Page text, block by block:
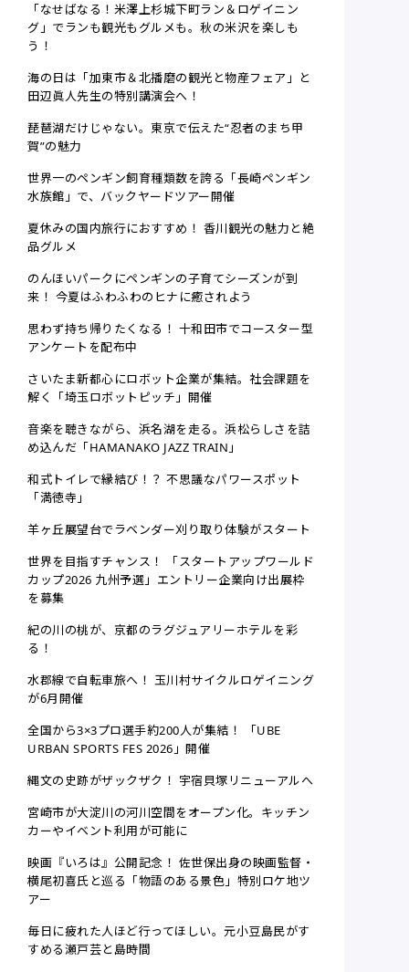
「なせばなる！米澤上杉城下町ラン＆ロゲイニン
グ」でランも観光もグルメも。秋の米沢を楽しも
う！
海の日は「加東市＆北播磨の観光と物産フェア」と
田辺眞人先生の特別講演会へ！
琵琶湖だけじゃない。東京で伝えた“忍者のまち甲
賀”の魅力
世界一のペンギン飼育種類数を誇る「長崎ペンギン
水族館」で、バックヤードツアー開催
夏休みの国内旅行におすすめ！ 香川観光の魅力と絶
品グルメ
のんほいパークにペンギンの子育てシーズンが到
来！ 今夏はふわふわのヒナに癒されよう
思わず持ち帰りたくなる！ 十和田市でコースター型
アンケートを配布中
さいたま新都心にロボット企業が集結。社会課題を
解く「埼玉ロボットピッチ」開催
音楽を聴きながら、浜名湖を走る。浜松らしさを詰
め込んだ「HAMANAKO JAZZ TRAIN」
和式トイレで縁結び！？ 不思議なパワースポット
「満徳寺」
羊ヶ丘展望台でラベンダー刈り取り体験がスタート
世界を目指すチャンス！ 「スタートアップワールド
カップ2026 九州予選」エントリー企業向け出展枠
を募集
紀の川の桃が、京都のラグジュアリーホテルを彩
る！
水郡線で自転車旅へ！ 玉川村サイクルロゲイニング
が6月開催
全国から3×3プロ選手約200人が集結！ 「UBE
URBAN SPORTS FES 2026」開催
縄文の史跡がザックザク！ 宇宿貝塚リニューアルへ
宮崎市が大淀川の河川空間をオープン化。キッチン
カーやイベント利用が可能に
映画『いろは』公開記念！ 佐世保出身の映画監督・
横尾初喜氏と巡る「物語のある景色」特別ロケ地ツ
アー
毎日に疲れた人ほど行ってほしい。元小豆島民がす
すめる瀬戸芸と島時間